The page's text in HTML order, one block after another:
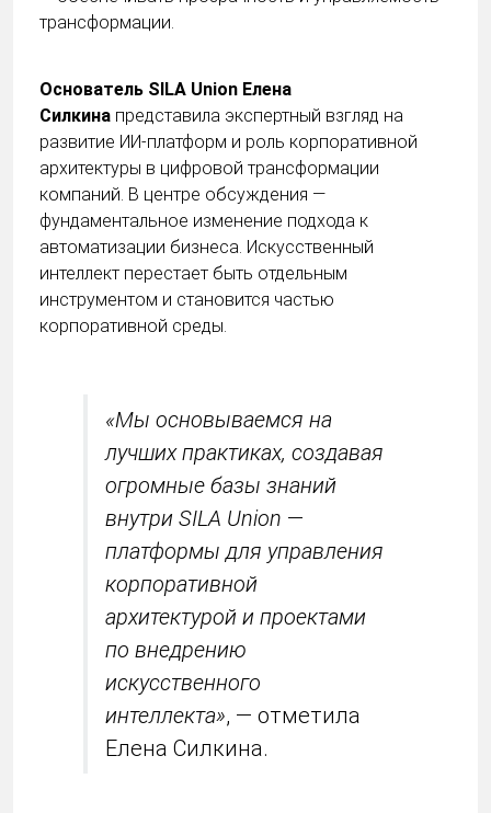
трансформации.
Основатель SILA Union Елена
Силкина представила экспертный взгляд на
развитие ИИ-платформ и роль корпоративной
архитектуры в цифровой трансформации
компаний. В центре обсуждения —
фундаментальное изменение подхода к
автоматизации бизнеса. Искусственный
интеллект перестает быть отдельным
инструментом и становится частью
корпоративной среды.
«Мы основываемся на
лучших практиках, создавая
огромные базы знаний
внутри SILA Union —
платформы для управления
корпоративной
архитектурой и проектами
по внедрению
искусственного
интеллекта», — отметила
Елена Силкина.